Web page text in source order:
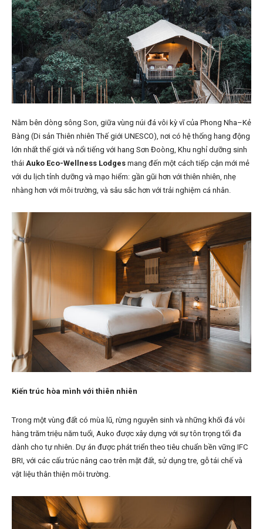
Nằm bên dòng sông Son, giữa vùng núi đá vôi kỳ vĩ của Phong Nha–Kẻ
Bàng (Di sản Thiên nhiên Thế giới UNESCO), nơi có hệ thống hang động
lớn nhất thế giới và nổi tiếng với hang Sơn Đoòng, Khu nghỉ dưỡng sinh
thái Auko Eco-Wellness Lodges mang đến một cách tiếp cận mới mẻ
với du lịch tỉnh dưỡng và mạo hiểm: gần gũi hơn với thiên nhiên, nhẹ
nhàng hơn với môi trường, và sâu sắc hơn với trải nghiệm cá nhân.
Kiến trúc hòa mình với thiên nhiên
Trong một vùng đất có mùa lũ, rừng nguyên sinh và những khối đá vôi
hàng trăm triệu năm tuổi, Auko được xây dựng với sự tôn trọng tối đa
dành cho tự nhiên. Dự án được phát triển theo tiêu chuẩn bền vững IFC
BRI, với các cấu trúc nâng cao trên mặt đất, sử dụng tre, gỗ tái chế và
vật liệu thân thiện môi trường.